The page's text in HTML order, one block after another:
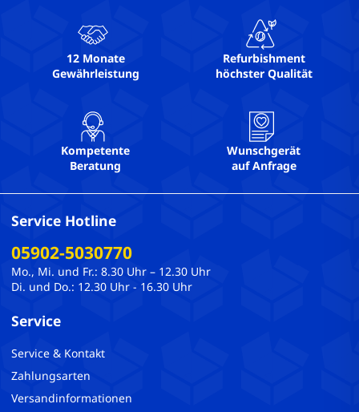
12 Monate
Gewährleistung
Refurbishment
höchster Qualität
Kompetente
Beratung
Wunschgerät
auf Anfrage
Service Hotline
05902-5030770
Mo., Mi. und Fr.: 8.30 Uhr – 12.30 Uhr
Di. und Do.: 12.30 Uhr - 16.30 Uhr
Service
Service & Kontakt
Zahlungsarten
Versandinformationen